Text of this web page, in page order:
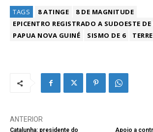
TAGS 8 ATINGE
8 DE MAGNITUDE
EPICENTRO REGISTRADO A SUDOESTE
PAPUA NOVA GUINÉ
SISMO DE 6
ANTERIOR
Catalunha: presidente do
Apoio a